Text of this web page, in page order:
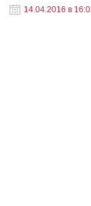
14.04.2016 в